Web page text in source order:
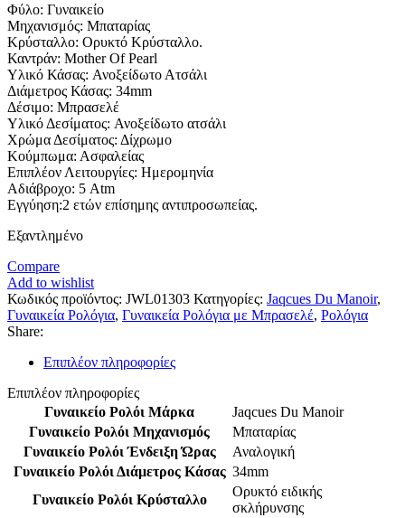
Φύλο: Γυναικείο
Μηχανισμός: Μπαταρίας
Κρύσταλλο: Ορυκτό Κρύσταλλο.
Καντράν: Mother Of Pearl
Υλικό Κάσας: Ανοξείδωτο Ατσάλι
Διάμετρος Κάσας: 34mm
Δέσιμο: Μπρασελέ
Υλικό Δεσίματος: Ανοξείδωτο ατσάλι
Χρώμα Δεσίματος: Δίχρωμο
Κούμπωμα: Ασφαλείας
Επιπλέον Λειτουργίες: Ημερομηνία
Αδιάβροχο: 5 Atm
Εγγύηση:2 ετών επίσημης αντιπροσωπείας.
Εξαντλημένο
Compare
Add to wishlist
Κωδικός προϊόντος: JWL01303 Κατηγορίες: Jaqcues Du Manoir,
Γυναικεία Ρολόγια, Γυναικεία Ρολόγια με Μπρασελέ, Ρολόγια
Share:
Επιπλέον πληροφορίες
Επιπλέον πληροφορίες
Γυναικείο Ρολόι Μάρκα
Jaqcues Du Manoir
Γυναικείο Ρολόι Μηχανισμός
Μπαταρίας
Γυναικείο Ρολόι Ένδειξη Ώρας
Αναλογική
Γυναικείο Ρολόι Διάμετρος Κάσας 34mm
Γυναικείο Ρολόι Κρύσταλλο
Ορυκτό ειδικής
σκλήρυνσης